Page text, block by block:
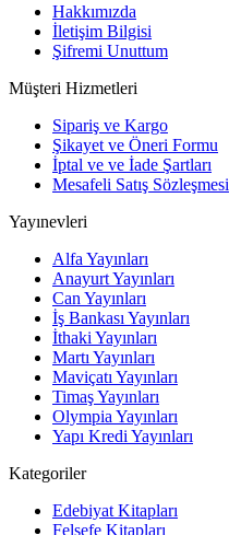
Hakkımızda
İletişim Bilgisi
Şifremi Unuttum
Müşteri Hizmetleri
Sipariş ve Kargo
Şikayet ve Öneri Formu
İptal ve ve İade Şartları
Mesafeli Satış Sözleşmesi
Yayınevleri
Alfa Yayınları
Anayurt Yayınları
Can Yayınları
İş Bankası Yayınları
İthaki Yayınları
Martı Yayınları
Maviçatı Yayınları
Timaş Yayınları
Olympia Yayınları
Yapı Kredi Yayınları
Kategoriler
Edebiyat Kitapları
Felsefe Kitapları